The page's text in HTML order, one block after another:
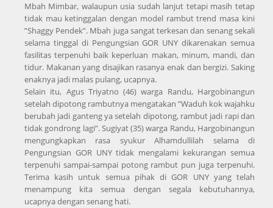
Mbah Mimbar, walaupun usia sudah lanjut tetapi masih tetap
tidak mau ketinggalan dengan model rambut trend masa kini
”Shaggy Pendek”. Mbah juga sangat terkesan dan senang sekali
selama tinggal di Pengungsian GOR UNY dikarenakan semua
fasilitas terpenuhi baik keperluan makan, minum, mandi, dan
tidur. Makanan yang disajikan rasanya enak dan bergizi. Saking
enaknya jadi malas pulang, ucapnya.
Selain itu, Agus Triyatno (46) warga Randu, Hargobinangun
setelah dipotong rambutnya mengatakan ”Waduh kok wajahku
berubah jadi ganteng ya setelah dipotong, rambut jadi rapi dan
tidak gondrong lagi”. Sugiyat (35) warga Randu, Hargobinangun
mengungkapkan rasa syukur Alhamdullilah selama di
Pengungsian GOR UNY tidak mengalami kekurangan semua
terpenuhi sampai-sampai potong rambut pun juga terpenuhi.
Terima kasih untuk semua pihak di GOR UNY yang telah
menampung kita semua dengan segala kebutuhannya,
ucapnya dengan senang hati.